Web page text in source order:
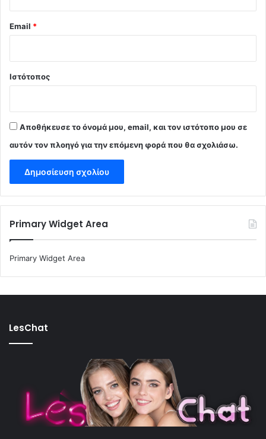
Email *
Ιστότοπος
Αποθήκευσε το όνομά μου, email, και τον ιστότοπο μου σε
αυτόν τον πλοηγό για την επόμενη φορά που θα σχολιάσω.
Primary Widget Area
Primary Widget Area
LesChat